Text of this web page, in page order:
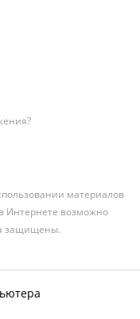
материалов
Интернете возможно
защищены.